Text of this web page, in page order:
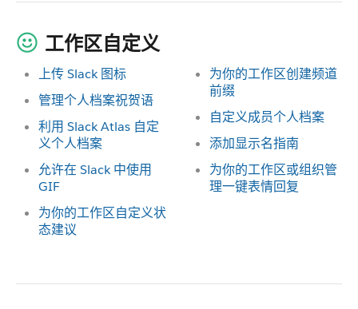
工作区自定义
上传 Slack 图标
管理个人档案祝贺语
利用 Slack Atlas 自定
义个人档案
允许在 Slack 中使用
GIF
为你的工作区自定义状
态建议
为你的工作区创建频道
前缀
自定义成员个人档案
添加显示名指南
为你的工作区或组织管
理一键表情回复